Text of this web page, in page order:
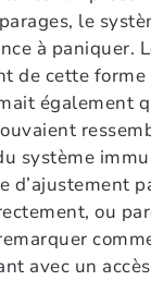
le
à paniquer.
de cette forme
également
système
ou
avec un